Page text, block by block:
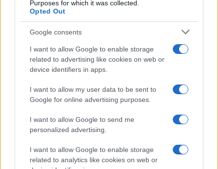
Purposes for which it was collected.
Opted Out
Google consents
I want to allow Google to enable storage
related to advertising like cookies on web or
device identifiers in apps.
I want to allow my user data to be sent to
Google for online advertising purposes.
I want to allow Google to send me
personalized advertising.
I want to allow Google to enable storage
related to analytics like cookies on web or
a
ce
b
o
o
k
w
it
te
r
n
te
re
st
h
s
A
p
p
h
re
Articolo precedente
Prossimo articolo
NOTIZIE RECENTI
Auto prende fuoco sulla strada statale 125 a
Olbia, cosa è successo
Incidente sulla 125 a Olbia, due auto coinvolte: